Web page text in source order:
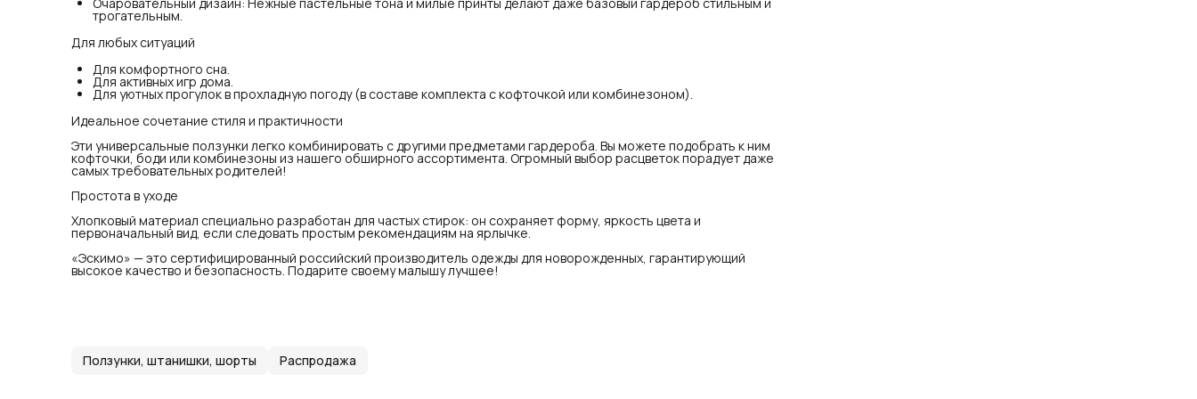
вид, если следовать простым рекомендациям на ярлычке.
трогательным.
Для любых ситуаций
Для комфортного сна.
Для активных игр дома.
Для уютных прогулок в прохладную погоду (в составе комплекта с кофточкой или комбинезоном).
Идеальное сочетание стиля и практичности
Эти универсальные ползунки легко комбинировать с другими предметами гардероба. Вы можете подобрать к ним
кофточки, боди или комбинезоны из нашего обширного ассортимента. Огромный выбор расцветок порадует даже
самых требовательных родителей!
Простота в уходе
Хлопковый материал специально разработан для частых стирок: он сохраняет форму, яркость цвета и
первоначальный вид, если следовать простым рекомендациям на ярлычке.
«Эскимо» — это сертифицированный российский производитель одежды для новорожденных, гарантирующий
высокое качество и безопасность. Подарите своему малышу лучшее!
Ползунки, штанишки, шорты Распродажа